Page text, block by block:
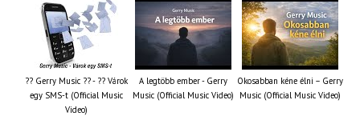
?? Gerry Music ?? - ?? Várok
egy SMS-t (Official Music
Video)
A legtöbb ember - Gerry
Music (Official Music Video)
Okosabban kéne élni – Gerry
Music (Official Music Video)